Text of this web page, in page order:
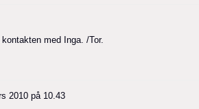
med Inga. /Tor.
2010 på 10.43